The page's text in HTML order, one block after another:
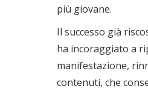
più giovane.
Il successo già
ha incoraggiato a
manifestazione,
contenuti, che